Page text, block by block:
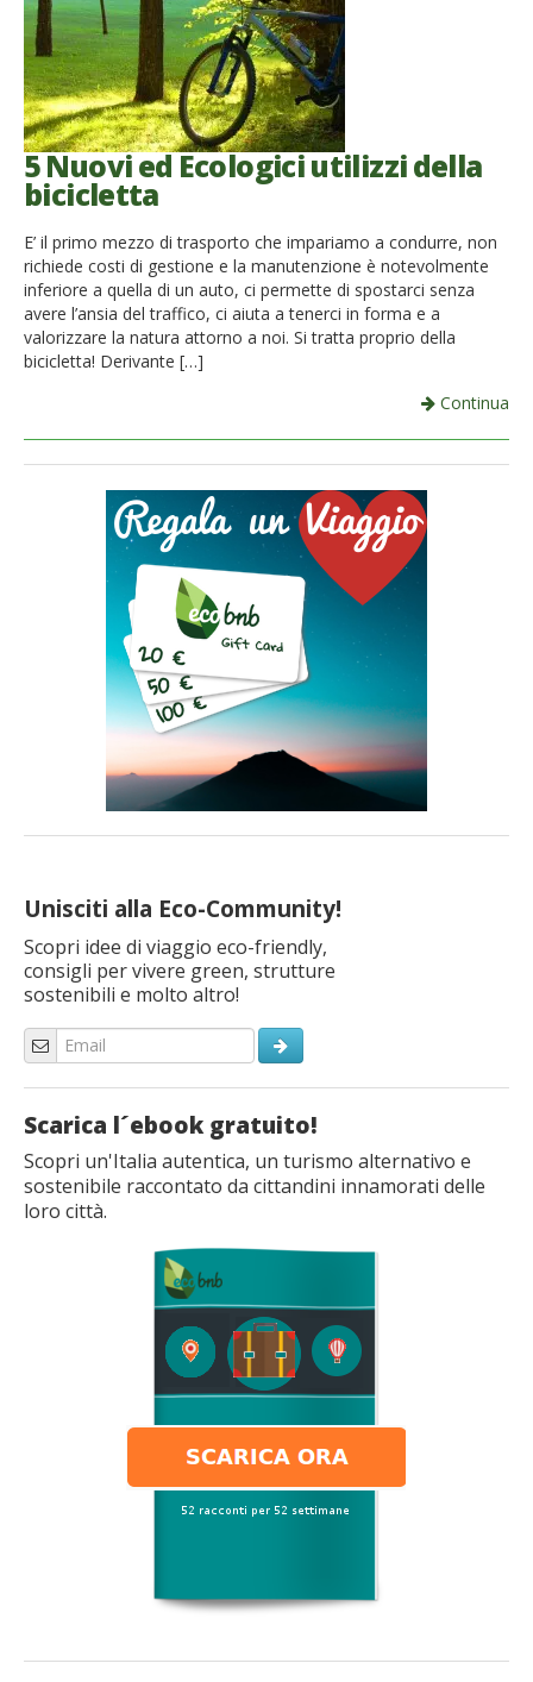
5 Nuovi ed Ecologici utilizzi della
bicicletta
E’ il primo mezzo di trasporto che impariamo a condurre, non
richiede costi di gestione e la manutenzione è notevolmente
inferiore a quella di un auto, ci permette di spostarci senza
avere l’ansia del traffico, ci aiuta a tenerci in forma e a
valorizzare la natura attorno a noi. Si tratta proprio della
bicicletta! Derivante […]
Continua
Unisciti alla Eco-Community!
Scopri idee di viaggio eco-friendly,
consigli per vivere green, strutture
sostenibili e molto altro!
Scarica l´ebook gratuito!
Scopri un'Italia autentica, un turismo alternativo e
sostenibile raccontato da cittandini innamorati delle
loro città.